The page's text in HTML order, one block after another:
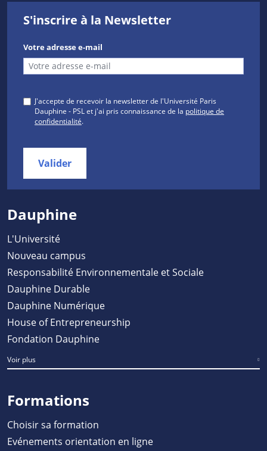
S'inscrire à la Newsletter
Votre adresse e-mail
J'accepte de recevoir la newsletter de l'Université Paris
Dauphine - PSL et j'ai pris connaissance de la politique de
confidentialité.
Valider
Dauphine
L'Université
Nouveau campus
Responsabilité Environnementale et Sociale
Dauphine Durable
Dauphine Numérique
House of Entrepreneurship
Fondation Dauphine
Voir plus
Formations
Choisir sa formation
Evénements orientation en ligne